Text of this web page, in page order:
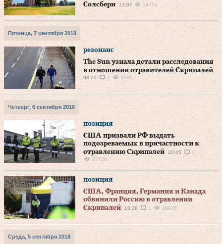
Солсбери
13:07 24724
Пятница, 7 сентября 2018
резонанс
The Sun узнала детали расследования
в отношении отравителей Скрипалей
08:20 1 22957
Четверг, 6 сентября 2018
позиция
США призвали РФ выдать
подозреваемых в причастности к
отравлению Скрипалей
20:45
1
37724
позиция
США, Франция, Германия и Канада
обвинили Россию в отравлении
Скрипалей
18:28 1 28925
Среда, 5 сентября 2018